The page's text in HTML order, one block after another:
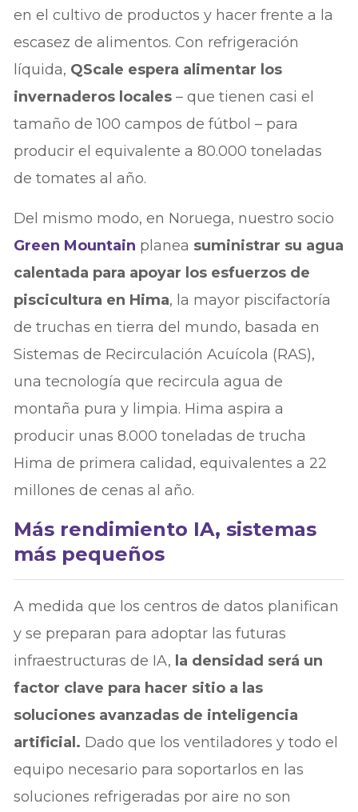
en el cultivo de productos y hacer frente a la
escasez de alimentos. Con refrigeración
líquida, QScale espera alimentar los
invernaderos locales– que tienen casi el
tamaño de 100 campos de fútbol – para
producir el equivalente a 80.000 toneladas
de tomates al año.
Del mismo modo, en Noruega, nuestro socio
Green Mountain planea suministrar su agua
calentada para apoyar los esfuerzos de
piscicultura en Hima, la mayor piscifactoría
de truchas en tierra del mundo, basada en
Sistemas de Recirculación Acuícola (RAS),
una tecnología que recircula agua de
montaña pura y limpia. Hima aspira a
producir unas 8.000 toneladas de trucha
Hima de primera calidad, equivalentes a 22
millones de cenas al año.
Más rendimiento IA, sistemas
más pequeños
A medida que los centros de datos planifican
y se preparan para adoptar las futuras
infraestructuras de IA, la densidad será un
factor clave para hacer sitio a las
soluciones avanzadas de inteligencia
artificial. Dado que los ventiladores y todo el
equipo necesario para soportarlos en las
soluciones refrigeradas por aire no son